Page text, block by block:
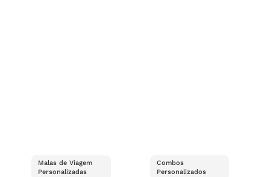
Malas de Viagem
Personalizadas
Combos
Personalizados